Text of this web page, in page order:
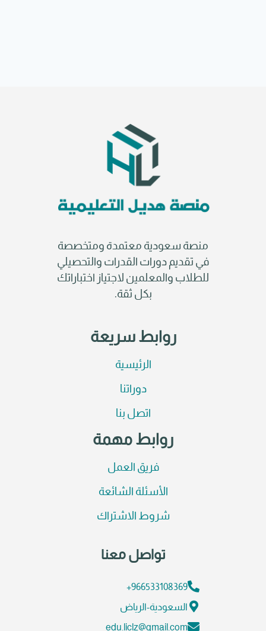
منصة سعودية معتمدة ومتخصصة
في تقديم دورات القدرات والتحصيلي
للطلاب والمعلمين لاجتياز اختباراتك
بكل ثقة.
روابط سريعة
الرئيسية
دوراتنا
اتصل بنا
روابط مهمة
فريق العمل
الأسئلة الشائعة
شروط الاشتراك
تواصل معنا
966533108369+
السعودية-الرياض
edu.liclz@gmail.com